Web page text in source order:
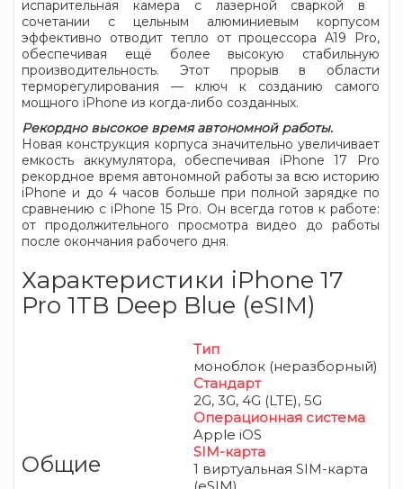
испарительная камера с лазерной сваркой в ​​
сочетании с цельным алюминиевым корпусом
эффективно отводит тепло от процессора A19 Pro,
обеспечивая ещё более высокую стабильную
производительность. Этот прорыв в области
терморегулирования — ключ к созданию самого
мощного iPhone из когда-либо созданных.
Рекордно высокое время автономной работы.
Новая конструкция корпуса значительно увеличивает
емкость аккумулятора, обеспечивая iPhone 17 Pro
рекордное время автономной работы за всю историю
iPhone и до 4 часов больше при полной зарядке по
сравнению с iPhone 15 Pro. Он всегда готов к работе:
от продолжительного просмотра видео до работы
после окончания рабочего дня.
Характеристики iPhone 17
Pro 1TB Deep Blue (eSIM)
Общие
Тип
моноблок (неразборный)
Стандарт
2G, 3G, 4G (LTE), 5G
Операционная система
Apple iOS
SIM-карта
1 виртуальная SIM-карта